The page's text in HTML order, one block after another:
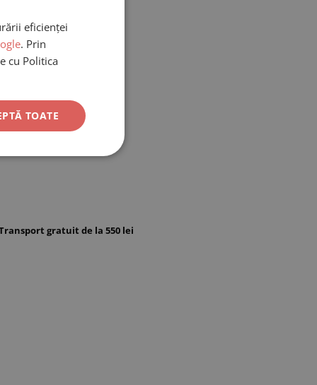
gratuit de la 550 lei
eficienței
. Prin
cu Politica
TOATE